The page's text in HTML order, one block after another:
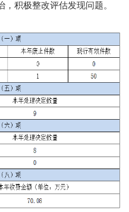
积极整改评估发现问题。